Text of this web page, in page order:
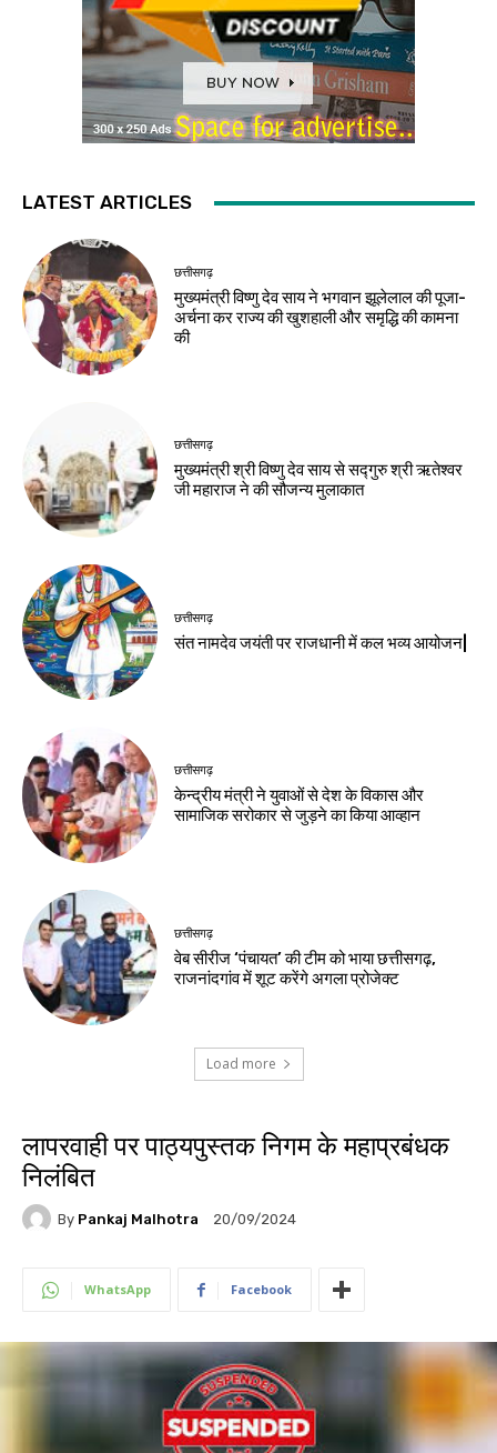
LATEST ARTICLES
छत्तीसगढ़
मुख्यमंत्री विष्णु देव साय ने भगवान झूलेलाल की पूजा-
अर्चना कर राज्य की खुशहाली और समृद्धि की कामना
की
छत्तीसगढ़
मुख्यमंत्री श्री विष्णु देव साय से सद्गुरु श्री ऋतेश्वर
जी महाराज ने की सौजन्य मुलाकात
छत्तीसगढ़
संत नामदेव जयंती पर राजधानी में कल भव्य आयोजन|
छत्तीसगढ़
केन्द्रीय मंत्री ने युवाओं से देश के विकास और
सामाजिक सरोकार से जुड़ने का किया आव्हान
छत्तीसगढ़
वेब सीरीज ‘पंचायत’ की टीम को भाया छत्तीसगढ़,
राजनांदगांव में शूट करेंगे अगला प्रोजेक्ट
Load more
लापरवाही पर पाठ्यपुस्तक निगम के महाप्रबंधक
निलंबित
By Pankaj Malhotra 20/09/2024
WhatsApp Facebook